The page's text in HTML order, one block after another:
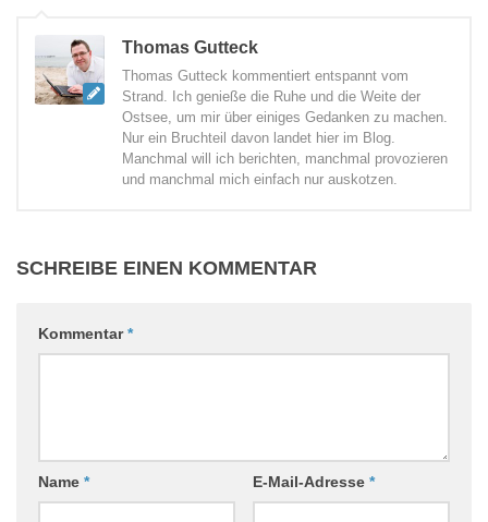
Thomas Gutteck
Thomas Gutteck kommentiert entspannt vom
Strand. Ich genieße die Ruhe und die Weite der
Ostsee, um mir über einiges Gedanken zu machen.
Nur ein Bruchteil davon landet hier im Blog.
Manchmal will ich berichten, manchmal provozieren
und manchmal mich einfach nur auskotzen.
SCHREIBE EINEN KOMMENTAR
Kommentar*
Name * E-Mail-Adresse *